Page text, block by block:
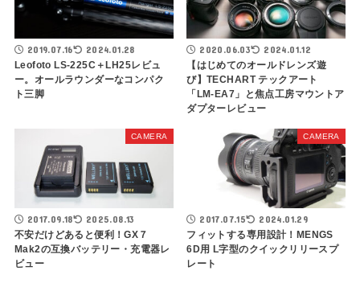
2019.07.16 2024.01.28
Leofoto LS-225C＋LH25レビュ
ー。オールラウンダーなコンパク
ト三脚
2020.06.03 2024.01.12
【はじめてのオールドレンズ遊
び】TECHART テックアート
「LM-EA7」と焦点工房マウントア
ダプターレビュー
CAMERA
2017.09.18 2025.08.13
不安だけどあると便利！GX７
Mak2の互換バッテリー・充電器レ
ビュー
CAMERA
2017.07.15 2024.01.29
フィットする専用設計！MENGS
6D用 L字型のクイックリリースプ
レート